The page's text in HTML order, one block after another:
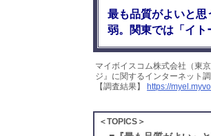
最も品質がよいと思
弱。関東では「イト
マイボイスコム株式会社（東
ジ』に関するインターネット
【調査結果】
https://
＜TOPICS＞